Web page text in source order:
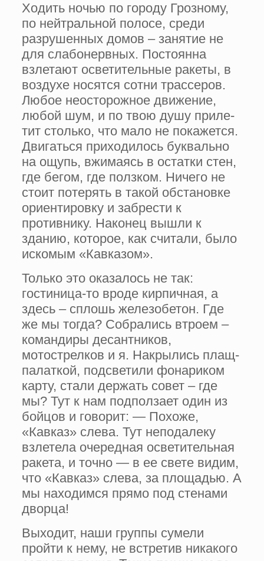
Ходить ночью по городу Грозному,
по нейтральной полосе, среди
разрушенных домов – занятие не
для слабонервных. Постоянна
взлетают осветительные ракеты, в
воздухе носятся сотни трас­серов.
Любое неосторожное движение,
любой шум, и по твою душу приле­
тит столько, что мало не покажется.
Двигаться приходилось буквально
на ощупь, вжимаясь в остатки стен,
где бегом, где ползком. Ничего не
стоит потерять в такой обстановке
ориенти­ровку и забрести к
противнику. Наконец вышли к
зданию, кото­рое, как считали, было
искомым «Кавказом».
Только это оказалось не так:
гостиница-то вроде кирпичная, а
здесь – сплошь железобетон. Где
же мы тогда? Собрались втроем –
коман­диры десантников,
мотострелков и я. Накрылись плащ-
палаткой, подсве­тили фонариком
карту, стали держать совет – где
мы? Тут к нам подползает один из
бойцов и говорит: — Похоже,
«Кавказ» слева. Тут неподалеку
взлетела очеред­ная осветительная
ракета, и точно — в ее свете видим,
что «Кавказ» слева, за площадью. А
мы находимся прямо под стенами
дворца!
Выходит, наши груп­пы сумели
пройти к нему, не встретив никакого